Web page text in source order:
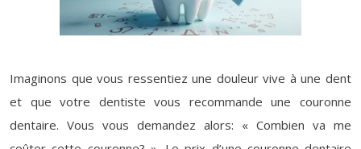
Imaginons que vous ressentiez une douleur vive à une dent
et que votre dentiste vous recommande une couronne
dentaire. Vous vous demandez alors: « Combien va me